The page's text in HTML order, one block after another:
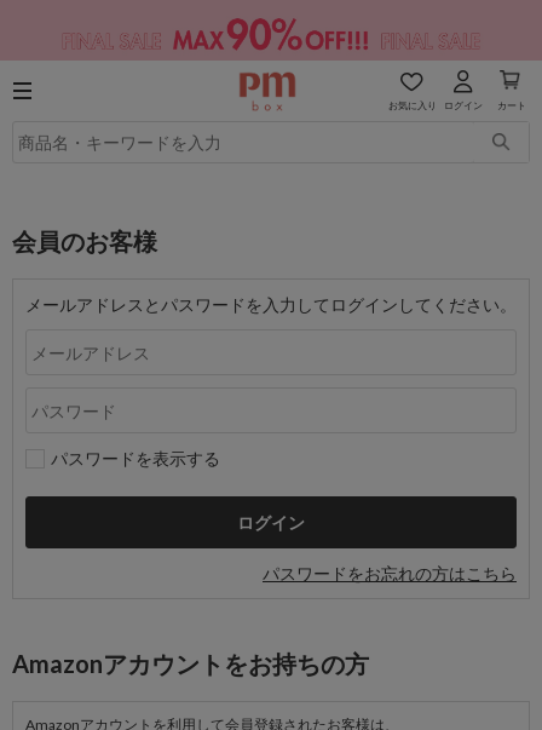
お気に入り ログイン カート
会員のお客様
メールアドレスとパスワードを入力してログインしてください。
パスワードを表示する
パスワードをお忘れの方はこちら
Amazonアカウントをお持ちの方
Amazonアカウントを利用して会員登録されたお客様は、